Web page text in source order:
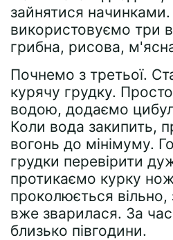
зайнятися
використовуємо три
грибна, рисова,
Почнемо з третьої.
курячу грудку.
водою, додаємо
Коли вода закипить,
вогонь до мінімуму.
грудки перевірити
протикаємо курку
проколюється вільно,
вже зварилася. За
близько півгодини.